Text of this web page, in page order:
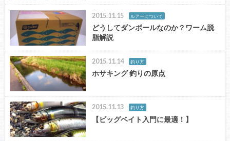
2015.11.15 ルアーについて
どうしてダンボールなのか？ワーム脱
脂解説
2015.11.14 釣り方
ホサキング 釣りの原点
2015.11.13 釣り方
【ビッグベイト入門に最適！】